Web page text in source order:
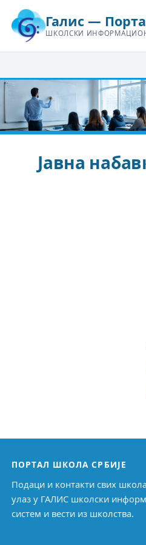
Галис —
ШКОЛСКИ
Јавна
ПОРТАЛ ШКОЛА СРБИЈЕ
Подаци и контакти свих
улаз у ГАЛИС школски
систем и вести из школства.